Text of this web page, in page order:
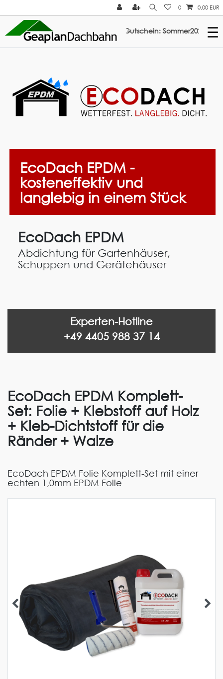
0 0,00 EUR
auf ElastoTop & Multi-Fix: Gutschein: Sommer2026 /// ☰
EcoDach EPDM -
kosteneffektiv und
langlebig in einem Stück
EcoDach EPDM
Abdichtung für Gartenhäuser,
Schuppen und Gerätehäuser
Experten-Hotline
+49 4405 988 37 14
EcoDach EPDM Komplett-
Set: Folie + Klebstoff auf Holz
+ Kleb-Dichtstoff für die
Ränder + Walze
EcoDach EPDM Folie Komplett-Set mit einer
echten 1,0mm EPDM Folie